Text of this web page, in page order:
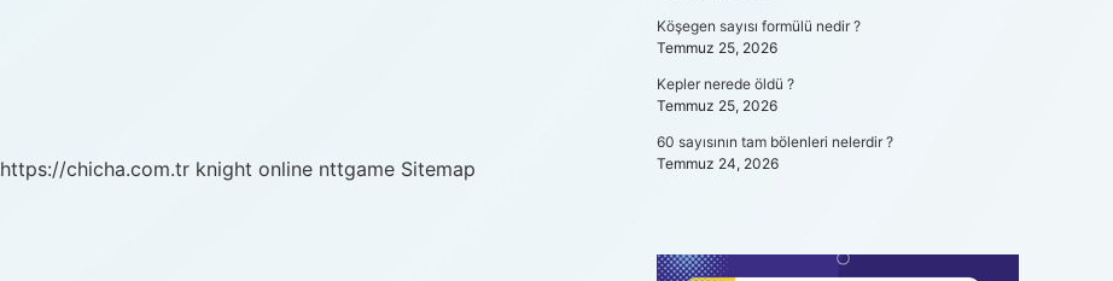
https://chicha.com.tr knight online nttgame Sitemap
Köşegen sayısı formülü nedir ?
Temmuz 25, 2026
Kepler nerede öldü ?
Temmuz 25, 2026
60 sayısının tam bölenleri nelerdir ?
Temmuz 24, 2026